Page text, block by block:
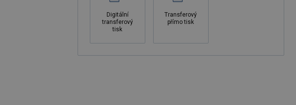
Digitální
transferový
tisk
Transferový
přímo tisk